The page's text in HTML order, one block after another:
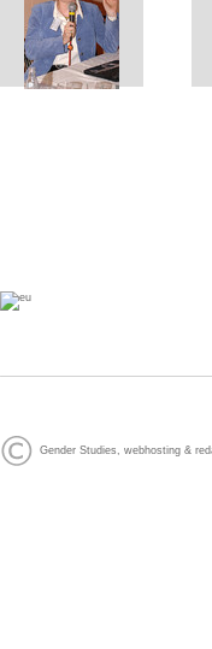
Gender Studies, webhosting &